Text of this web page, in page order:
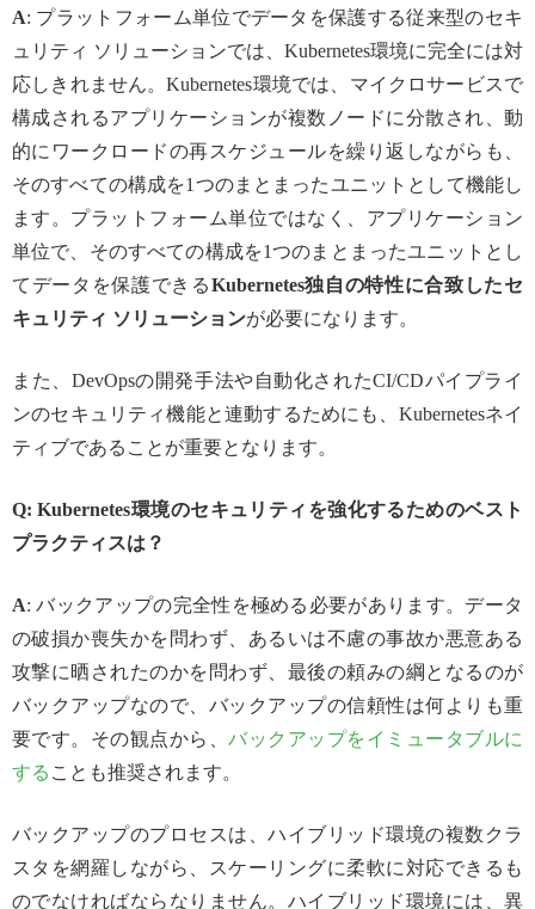
A: プラットフォーム単位でデータを保護する従来型のセキ
ュリティ ソリューションでは、Kubernetes環境に完全には対
応しきれません。Kubernetes環境では、マイクロサービスで
構成されるアプリケーションが複数ノードに分散され、動
的にワークロードの再スケジュールを繰り返しながらも、
そのすべての構成を1つのまとまったユニットとして機能し
ます。プラットフォーム単位ではなく、アプリケーション
単位で、そのすべての構成を1つのまとまったユニットとし
てデータを保護できるKubernetes独自の特性に合致したセ
キュリティ ソリューションが必要になります。
また、DevOpsの開発手法や自動化されたCI/CDパイプライ
ンのセキュリティ機能と連動するためにも、Kubernetesネイ
ティブであることが重要となります。
Q: Kubernetes環境のセキュリティを強化するためのベスト
プラクティスは？
A: バックアップの完全性を極める必要があります。データ
の破損か喪失かを問わず、あるいは不慮の事故か悪意ある
攻撃に晒されたのかを問わず、最後の頼みの綱となるのが
バックアップなので、バックアップの信頼性は何よりも重
要です。その観点から、バックアップをイミュータブルに
する ことも推奨されます。
バックアップのプロセスは、ハイブリッド環境の複数クラ
スタを網羅しながら、スケーリングに柔軟に対応できるも
のでなければならなりません。ハイブリッド環境には、異